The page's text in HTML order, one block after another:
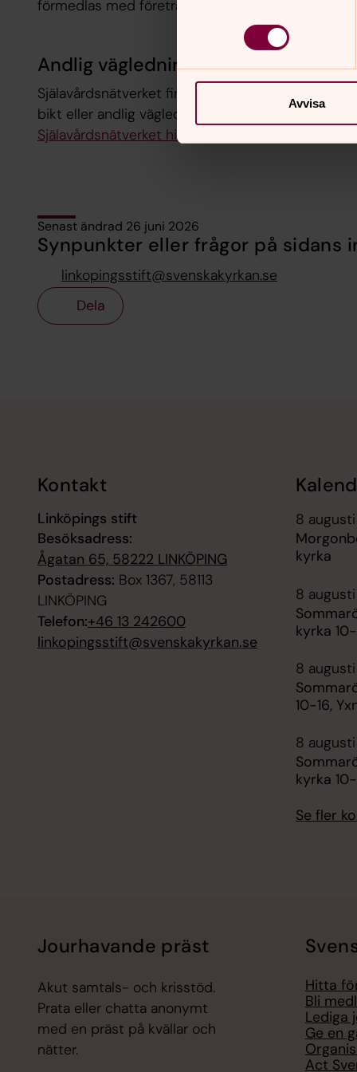
Avvisa
förmedlas med företrädare för annan tro.
Andlig vägledning - för dig som är
Själavårdsnätverket finns för dig som är anställd i
bikt eller andlig vägledning i ditt eget liv.
Själavårdsnätverket hittar du på Svenska kyrkans
Senast ändrad 26 juni 2026
Synpunkter eller frågor på sidans
linkopingsstift@svenskakyrkan.se
Dela
Kontakt
Linköpings stift
Besöksadress:
Ågatan 65, 58222 LINKÖPING
Postadress: Box 1367, 58113
LINKÖPING
Telefon:+46 13 242600
linkopingsstift@svenskakyrkan.se
8
kyrka
8
kyrka
8
10-16,
8
kyrka
Se fler
Jourhavande präst
Akut samtals- och krisstöd.
Prata eller chatta anonymt
med en präst på kvällar och
nätter.
Hitta
Bli
Lediga
Ge en
Act